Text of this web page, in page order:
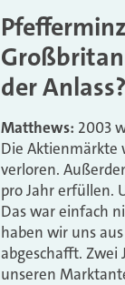
der Anlass?
Matthews: 2003
Die Aktienmärkte
verloren.
pro Jahr erfüllen.
Das war einfach
haben wir uns
abgeschafft. Zwei
unseren